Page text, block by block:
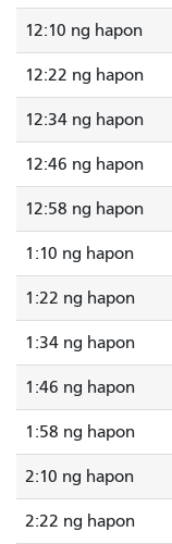
12:10 ng hapon
12:22 ng hapon
12:34 ng hapon
12:46 ng hapon
12:58 ng hapon
1:10 ng hapon
1:22 ng hapon
1:34 ng hapon
1:46 ng hapon
1:58 ng hapon
2:10 ng hapon
2:22 ng hapon